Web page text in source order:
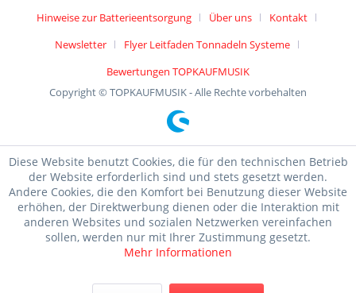
Hinweise zur Batterieentsorgung
Über uns
Kontakt
Newsletter
Flyer Leitfaden Tonnadeln Systeme
Bewertungen TOPKAUFMUSIK
Copyright © TOPKAUFMUSIK - Alle Rechte vorbehalten
Diese Website benutzt Cookies, die für den technischen Betrieb
der Website erforderlich sind und stets gesetzt werden.
Andere Cookies, die den Komfort bei Benutzung dieser Website
erhöhen, der Direktwerbung dienen oder die Interaktion mit
anderen Websites und sozialen Netzwerken vereinfachen
sollen, werden nur mit Ihrer Zustimmung gesetzt.
Mehr Informationen